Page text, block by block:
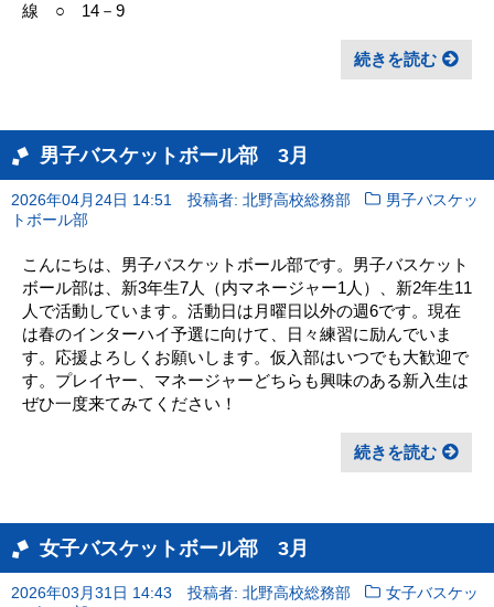
線 ○ 14－9
続きを読む
男子バスケットボール部 3月
2026年04月24日 14:51 投稿者: 北野高校総務部
男子バスケッ
トボール部
こんにちは、男子バスケットボール部です。男子バスケット
ボール部は、新3年生7人（内マネージャー1人）、新2年生11
人で活動しています。活動日は月曜日以外の週6です。現在
は春のインターハイ予選に向けて、日々練習に励んでいま
す。応援よろしくお願いします。仮入部はいつでも大歓迎で
す。プレイヤー、マネージャーどちらも興味のある新入生は
ぜひ一度来てみてください！
続きを読む
女子バスケットボール部 3月
2026年03月31日 14:43 投稿者: 北野高校総務部
女子バスケッ